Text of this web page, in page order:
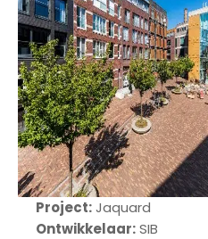
Project:Jaquard
Ontwikkelaar:SIB